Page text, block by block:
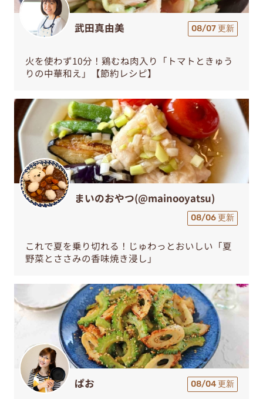
武田真由美 08/07 更新
火を使わず10分！鶏むね肉入り「トマトときゅう
りの中華和え」【節約レシピ】
まいのおやつ(@mainooyatsu)
08/06 更新
これで夏を乗り切れる！じゅわっとおいしい「夏
野菜とささみの香味焼き浸し」
ぱお 08/04 更新